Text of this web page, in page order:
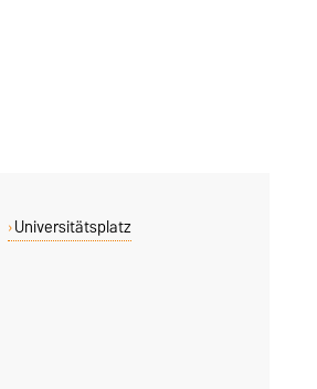
Universitätsplatz